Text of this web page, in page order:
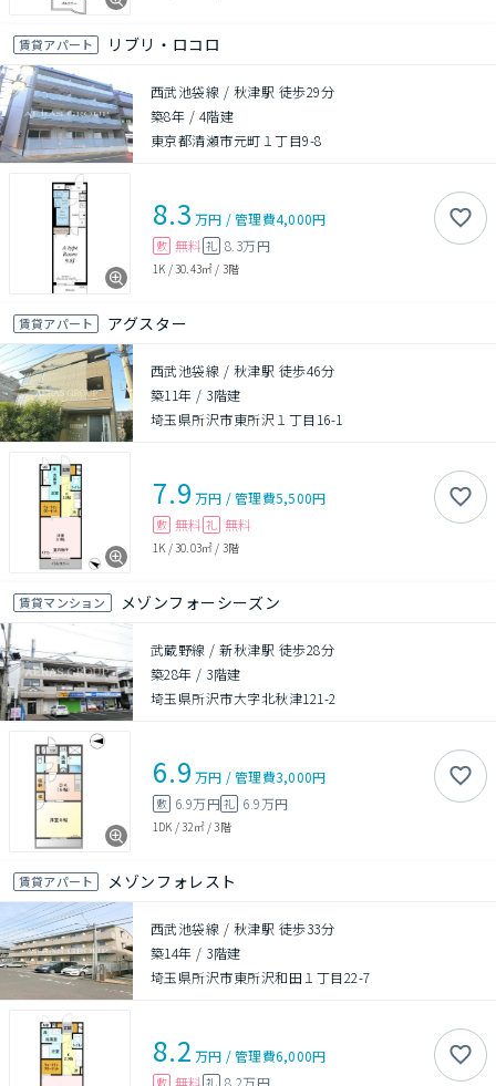
賃貸アパート リブリ・ロコロ
西武池袋線 / 秋津駅 徒歩29分
築8年 / 4階建
東京都清瀬市元町１丁目9-8
8.3 万円 /管理費4,000円
敷 無料 礼 8.3万円
1K /30.43㎡ / 3階
賃貸アパート アグスター
西武池袋線 / 秋津駅 徒歩46分
築11年 / 3階建
埼玉県所沢市東所沢１丁目16-1
7.9 万円 /管理費5,500円
敷 無料 礼 無料
1K /30.03㎡ / 3階
賃貸マンション メゾンフォーシーズン
武蔵野線 / 新秋津駅 徒歩28分
築28年 / 3階建
埼玉県所沢市大字北秋津121-2
6.9 万円 /管理費3,000円
敷 6.9万円礼 6.9万円
1DK /32㎡/3階
賃貸アパート メゾンフォレスト
西武池袋線 / 秋津駅 徒歩33分
築14年 / 3階建
埼玉県所沢市東所沢和田１丁目22-7
8.2 万円 /管理費6,000円
敷 無料 礼 8.2万円